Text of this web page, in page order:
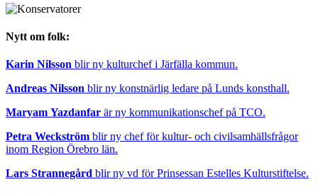
Nytt om folk:
Karin Nilsson blir ny kulturchef i Järfälla kommun.
Andreas Nilsson blir ny konstnärlig ledare på Lunds konsthall.
Maryam Yazdanfar är ny kommunikationschef på TCO.
Petra Weckström blir ny chef för kultur- och civilsamhällsfrågor
inom Region Örebro län.
Lars Strannegård blir ny vd för Prinsessan Estelles Kulturstiftelse.